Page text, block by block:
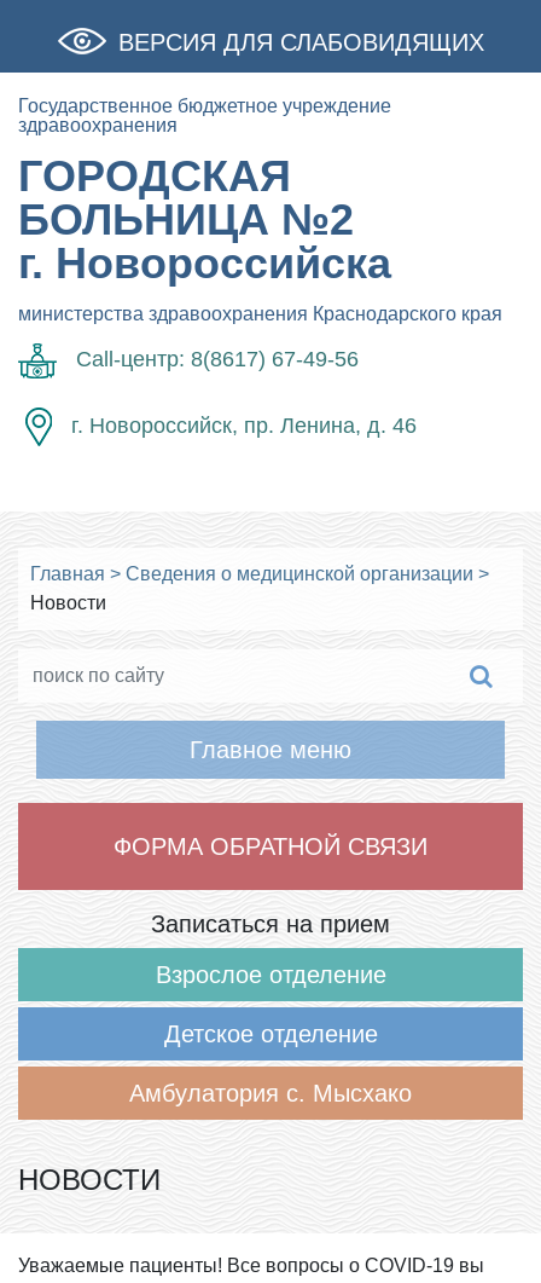
ВЕРСИЯ ДЛЯ СЛАБОВИДЯЩИХ
Государственное бюджетное учреждение
здравоохранения
ГОРОДСКАЯ
БОЛЬНИЦА №2
г. Новороссийска
министерства здравоохранения Краснодарского края
Call-центр: 8(8617) 67-49-56
г. Новороссийск, пр. Ленина, д. 46
Главная > Сведения о медицинской организации >
Новости
Главное меню
ФОРМА ОБРАТНОЙ СВЯЗИ
Записаться на прием
Взрослое отделение
Детское отделение
Амбулатория с. Мысхако
НОВОСТИ
Уважаемые пациенты! Все вопросы о COVID-19 вы